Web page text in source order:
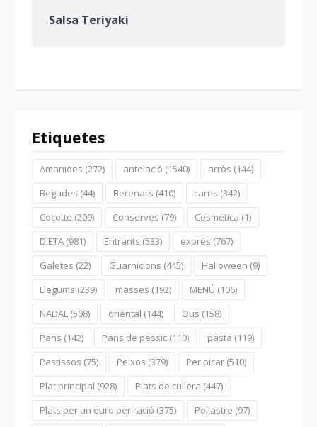
Salsa Teriyaki
Etiquetes
Amanides (272) antelació (1540) arròs (144)
Begudes (44) Berenars (410) carns (342)
Cocotte (209) Conserves (79) Cosmètica (1)
DIETA (981) Entrants (533) exprés (767)
Galetes (22) Guarnicions (445) Halloween (9)
Llegums (239) masses (192) MENÚ (106)
NADAL (508) oriental (144) Ous (158)
Pans (142) Pans de pessic (110) pasta (119)
Pastissos (75) Peixos (379) Per picar (510)
Plat principal (928) Plats de cullera (447)
Plats per un euro per ració (375) Pollastre (97)